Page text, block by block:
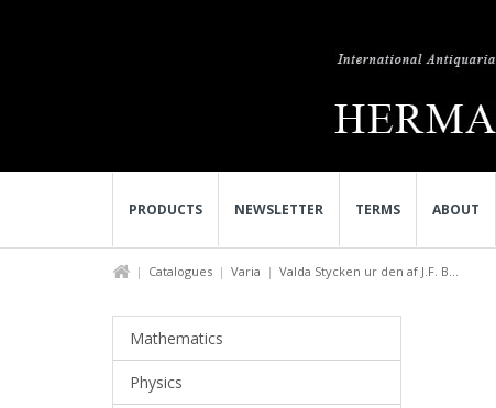
PRODUCTS NEWSLETTER TERMS ABOUT
Catalogues Varia Valda Stycken ur den af J.F. B...
Mathematics
Physics